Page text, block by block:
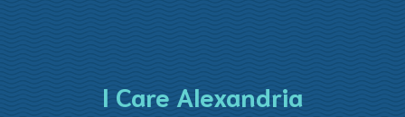
I Care Alexandria